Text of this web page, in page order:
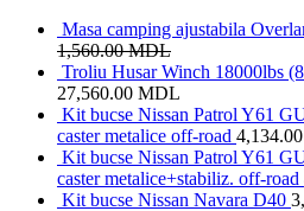
Masa camping ajustabila
1,560.00MDL
Troliu Husar Winch 18000lbs
27,560.00 MDL
Kit bucse Nissan Patrol Y61
caster metalice off-road 4,134.00
Kit bucse Nissan Patrol Y61
caster metalice+stabiliz. off-road
Kit bucse Nissan Navara D40